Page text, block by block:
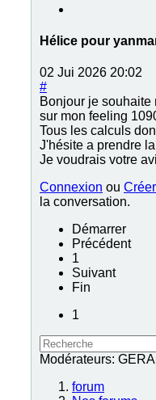
Hélice pour
02 Jui 2026 20:02
#
Bonjour je souhaite
sur mon feeling
Tous les calculs
J'hésite a prendre
Je voudrais votre
Connexion ou
la conversation.
Démarrer
Précédent
1
Suivant
Fin
1
Modérateurs:
forum